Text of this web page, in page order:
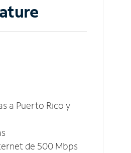
a Puerto Rico y
de 500 Mbps